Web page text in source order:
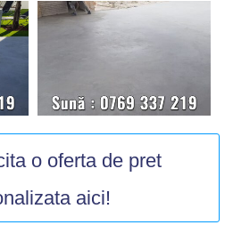
o oferta de pret
aici!